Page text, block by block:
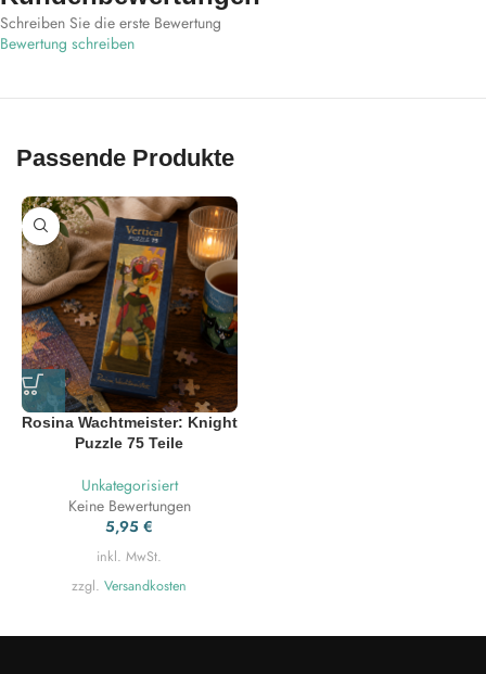
Schreiben Sie die erste Bewertung
Bewertung schreiben
Passende Produkte
Rosina Wachtmeister: Knight
Puzzle 75 Teile
Unkategorisiert
Keine Bewertungen
5,95€
inkl. MwSt.
zzgl.Versandkosten